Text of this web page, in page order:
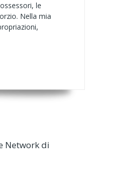
le
Nella mia
Network di